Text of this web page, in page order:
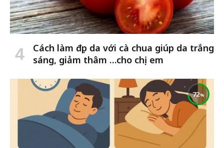
Cách làm đẹp da với cà chua giúp da trắng
sáng, giảm thâm …cho chị em
72